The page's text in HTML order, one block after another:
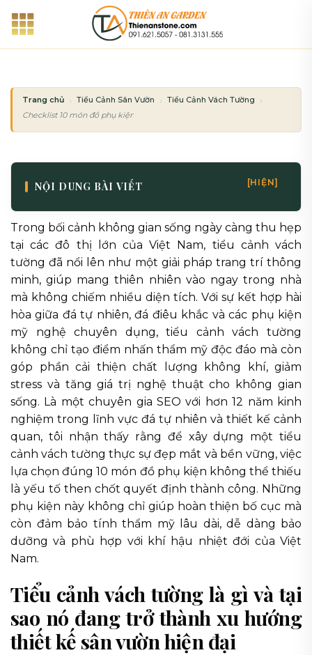
qua
Trang chủ Tiểu Cảnh Sân Vườn
Tiểu Cảnh Vách Tường
Checklist 10 món đồ phụ kiện không thể thiếu cho tiểu cảnh vách tường đẹp
NỘI DUNG BÀI VIẾT [HIỆN]
Trong bối cảnh không gian sống ngày càng thu hẹp
tại các đô thị lớn của Việt Nam, tiểu cảnh vách
tường đã nổi lên như một giải pháp trang trí thông
minh, giúp mang thiên nhiên vào ngay trong nhà
mà không chiếm nhiều diện tích. Với sự kết hợp hài
hòa giữa đá tự nhiên, đá điêu khắc và các phụ kiện
mỹ nghệ chuyên dụng, tiểu cảnh vách tường
không chỉ tạo điểm nhấn thẩm mỹ độc đáo mà còn
góp phần cải thiện chất lượng không khí, giảm
stress và tăng giá trị nghệ thuật cho không gian
sống. Là một chuyên gia SEO với hơn 12 năm kinh
nghiệm trong lĩnh vực đá tự nhiên và thiết kế cảnh
quan, tôi nhận thấy rằng để xây dựng một tiểu
cảnh vách tường thực sự đẹp mắt và bền vững, việc
lựa chọn đúng 10 món đồ phụ kiện không thể thiếu
là yếu tố then chốt quyết định thành công. Những
phụ kiện này không chỉ giúp hoàn thiện bố cục mà
còn đảm bảo tính thẩm mỹ lâu dài, dễ dàng bảo
dưỡng và phù hợp với khí hậu nhiệt đới của Việt
Nam.
Tiểu cảnh vách tường là gì và tại
sao nó đang trở thành xu hướng
thiết kế sân vườn hiện đại